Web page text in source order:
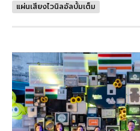
แผ่นเสียงไวนิลอัลบั้มเต็ม